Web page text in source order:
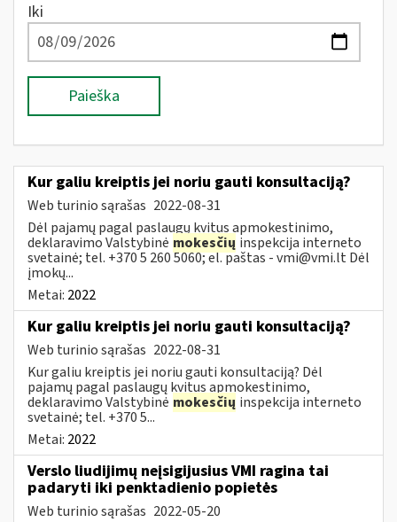
Iki
Paieška
Kur galiu kreiptis jei noriu gauti konsultaciją?
Web turinio sąrašas 2022-08-31
Dėl pajamų pagal paslaugų kvitus apmokestinimo,
deklaravimo Valstybinė mokesčių inspekcija interneto
svetainė; tel. +370 5 260 5060; el. paštas -vmi@vmi.ltDėl
įmokų...
Metai: 2022
Kur galiu kreiptis jei noriu gauti konsultaciją?
Web turinio sąrašas 2022-08-31
Kur galiu kreiptis jei noriu gauti konsultaciją? Dėl
pajamų pagal paslaugų kvitus apmokestinimo,
deklaravimo Valstybinė mokesčių inspekcija interneto
svetainė; tel. +370 5...
Metai: 2022
Verslo liudijimų neįsigijusius VMI ragina tai
padaryti iki penktadienio popietės
Web turinio sąrašas 2022-05-20